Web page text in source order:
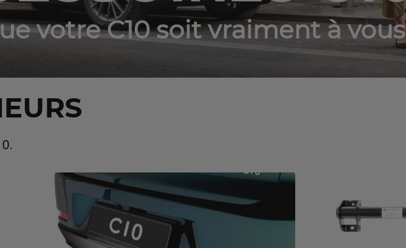
votre C10 soit vraiment à vous